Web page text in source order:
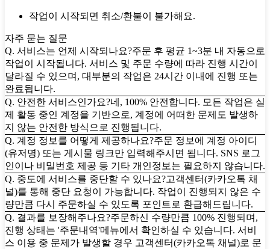
작업이 시작되면 취소/환불이 불가해요.
자주 묻는 질문
Q. 서비스는 언제 시작되나요?주문 후 평균 1~3분 내 자동으로
작업이 시작됩니다. 서비스 및 주문 수량에 따라 진행 시간이
달라질 수 있으며, 대부분의 작업은 24시간 이내에 진행 또는
완료됩니다.
Q. 안전한 서비스인가요?네, 100% 안전합니다. 모든 작업은 실
제 활동 중인 계정을 기반으로, 계정에 어떠한 문제도 발생하
지 않는 안전한 방식으로 진행됩니다.
Q. 계정 정보를 어떻게 제공하나요?주문 정보에 계정 아이디
(유저명) 또는 게시물 링크만 입력해주시면 됩니다. SNS 로그
인이나 비밀번호 제공 등 기타 개인정보는 필요하지 않습니다.
Q. 중도에 서비스를 중단할 수 있나요?고객센터(카카오톡 채
널)를 통해 중단 요청이 가능합니다. 작업이 진행되지 않은 수
량만큼 다시 주문하실 수 있도록 포인트로 환급해드립니다.
Q. 결과를 보장해주나요?주문하신 수량만큼 100% 진행되며,
진행 상태는 '주문내역'메뉴에서 확인하실 수 있습니다. 서비
스 이용 중 문제가 발생할 경우 고객센터(카카오톡 채널)로 문